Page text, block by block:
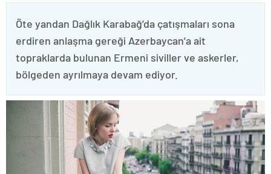
Öte yandan Dağlık Karabağ’da çatışmaları sona
erdiren anlaşma gereği Azerbaycan’a ait
topraklarda bulunan Ermeni siviller ve askerler,
bölgeden ayrılmaya devam ediyor.